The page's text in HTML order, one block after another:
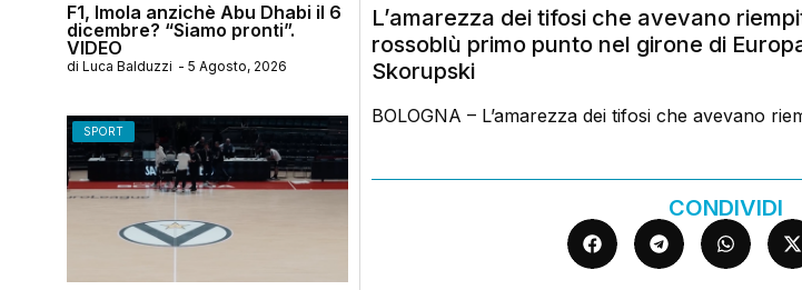
F1, Imola anzichè Abu Dhabi il 6
dicembre? “Siamo pronti”.
VIDEO
di Luca Balduzzi - 5 Agosto, 2026
SPORT
L’amarezza dei tifosi che avevano
rossoblù primo punto nel girone di
Skorupski
BOLOGNA – L’amarezza dei tifosi che avevano
CONDIVIDI